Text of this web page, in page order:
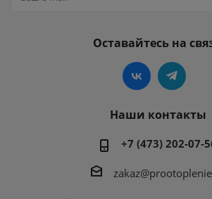
Оставайтесь на
Наши контакты
+7 (473) 202-07-